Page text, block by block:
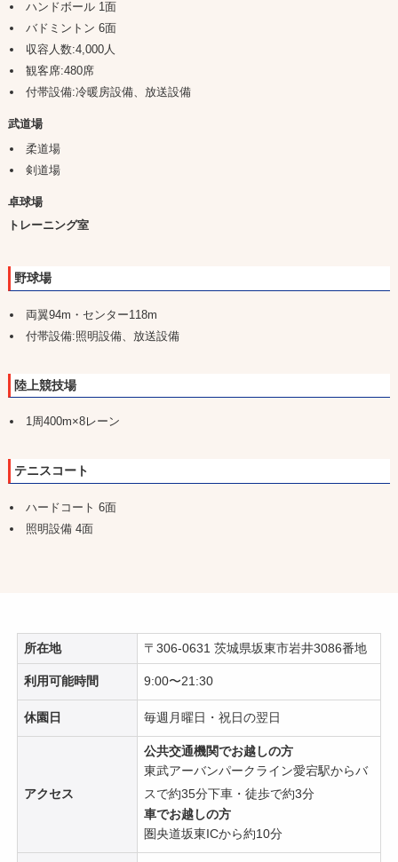
ハンドボール 1面
バドミントン 6面
収容人数:4,000人
観客席:480席
付帯設備:冷暖房設備、放送設備
武道場
柔道場
剣道場
卓球場
トレーニング室
野球場
両翼94m・センター118m
付帯設備:照明設備、放送設備
陸上競技場
1周400m×8レーン
テニスコート
ハードコート 6面
照明設備 4面
所在地 〒306-0631 茨城県坂東市岩井3086番地
利用可能時間 9:00〜21:30
休園日 毎週月曜日・祝日の翌日
アクセス
公共交通機関でお越しの方
東武アーバンパークライン愛宕駅からバ
スで約35分下車・徒歩で約3分
車でお越しの方
圏央道坂東ICから約10分